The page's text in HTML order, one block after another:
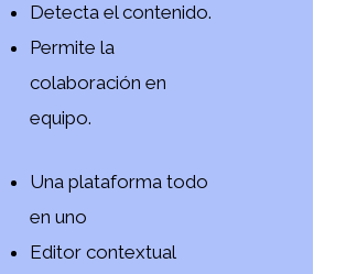
Detecta el contenido.
Permite la
colaboración en
equipo.
Una plataforma todo
en uno
Editor contextual